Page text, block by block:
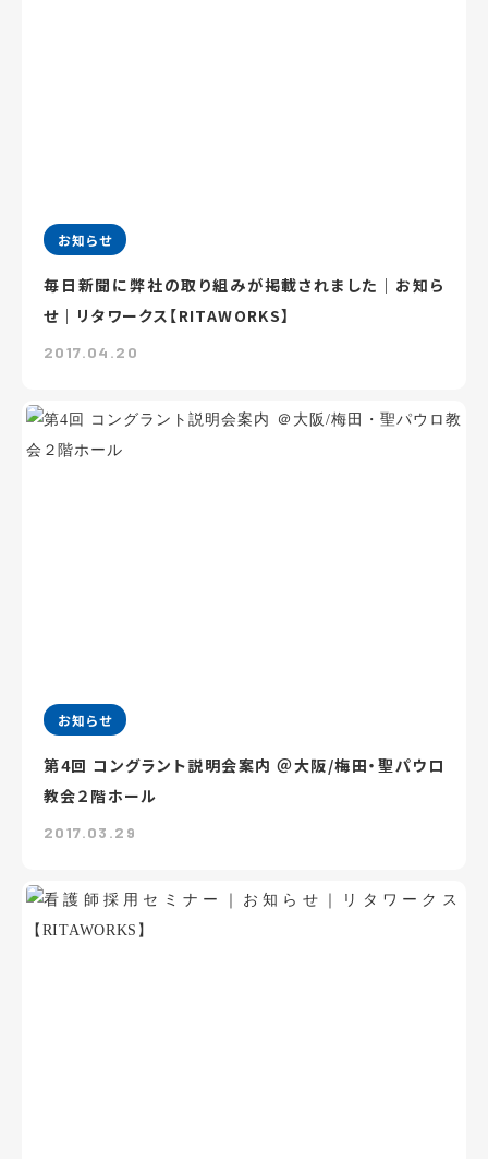
お知らせ
毎日新聞に弊社の取り組みが掲載されました｜お知ら
せ｜リタワークス【RITAWORKS】
2017.04.20
お知らせ
第4回 コングラント説明会案内 ＠大阪/梅田・聖パウロ
教会２階ホール
2017.03.29